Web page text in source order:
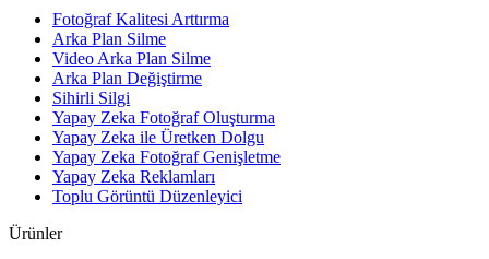
Fotoğraf Kalitesi Arttırma
Arka Plan Silme
Video Arka Plan Silme
Arka Plan Değiştirme
Sihirli Silgi
Yapay Zeka Fotoğraf Oluşturma
Yapay Zeka ile Üretken Dolgu
Yapay Zeka Fotoğraf Genişletme
Yapay Zeka Reklamları
Toplu Görüntü Düzenleyici
Ürünler